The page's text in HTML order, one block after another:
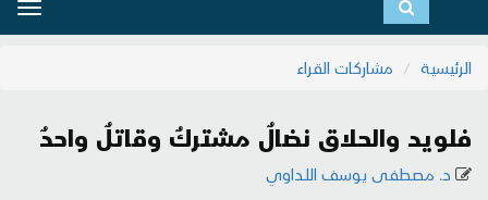
الرئيسية
مشاركات القراء
فلويد والحلاق نضالٌ مشتركٌ وقاتلٌ واحدٌ
د. مصطفى يوسف اللداوي